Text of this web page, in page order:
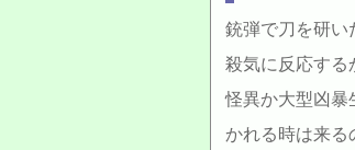
銃弾で刀を研
殺気に反応する
怪異か大型凶暴
かれる時は来る